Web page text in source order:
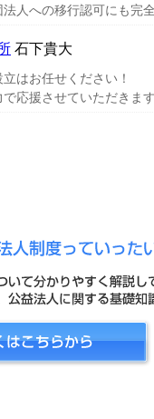
人への移行認可にも完
石下貴大
はお任せください！
応援させていただきま